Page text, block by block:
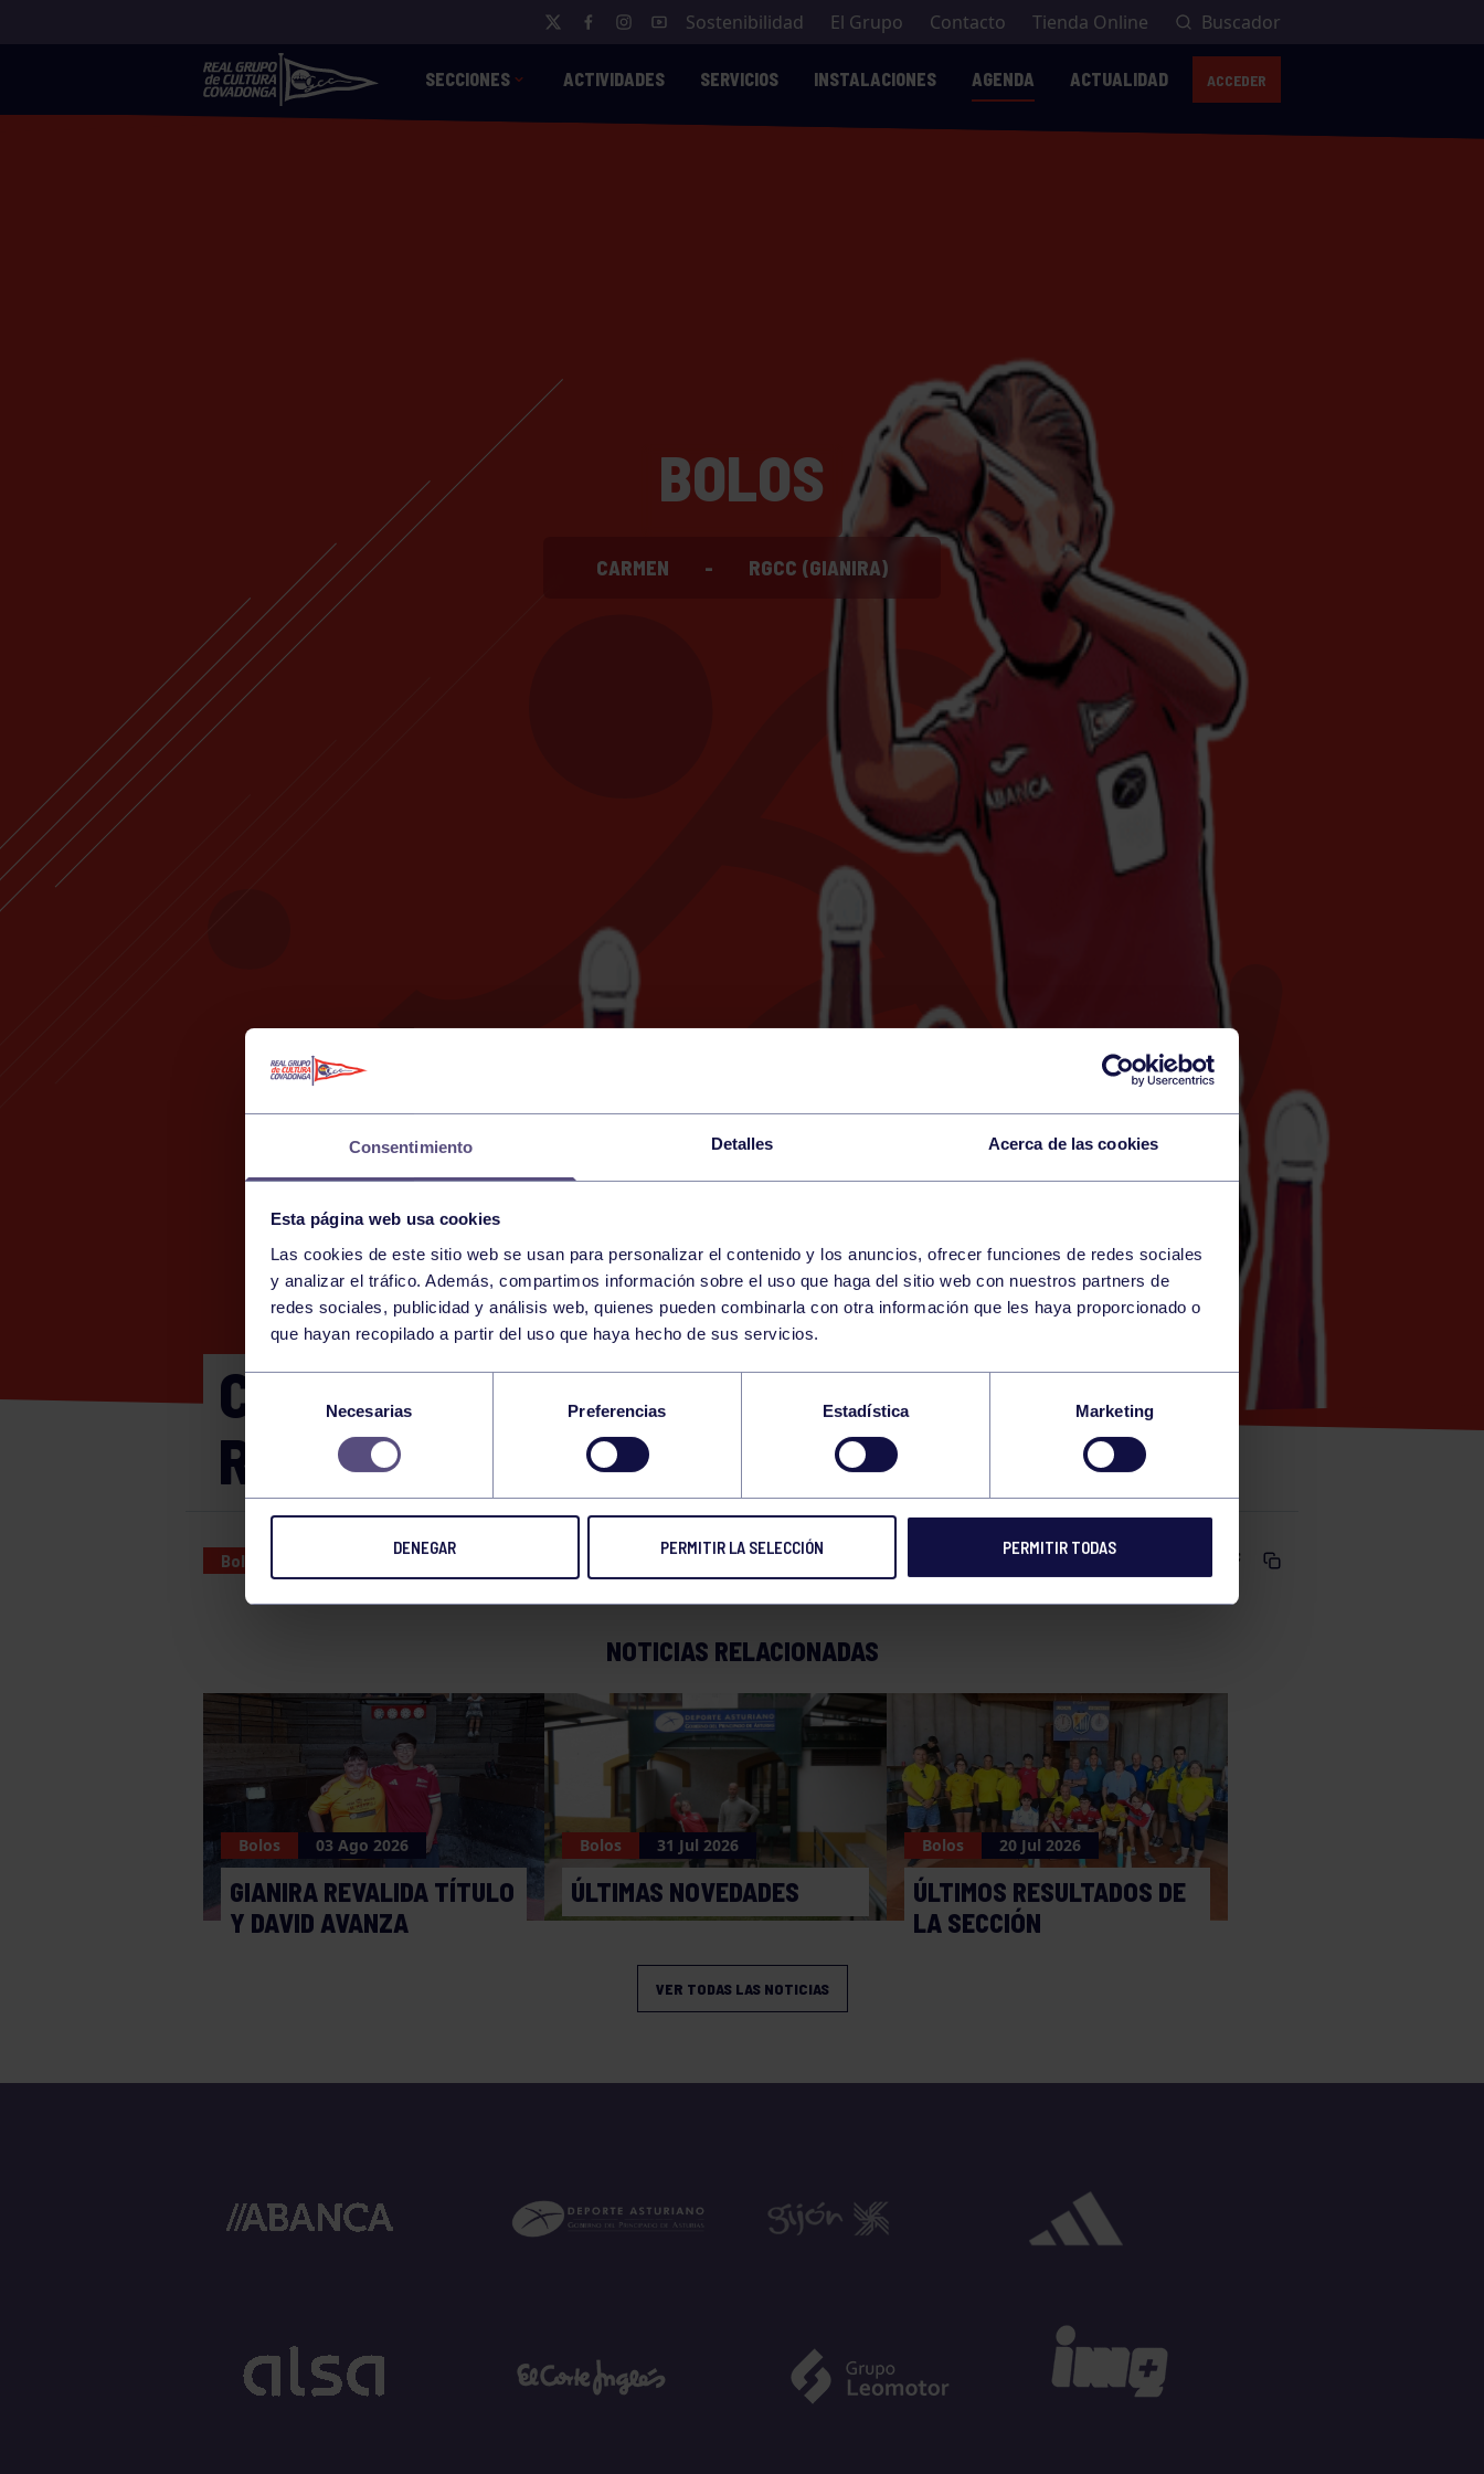
Consentimiento Detalles Acerca de las cookies
Esta página web usa cookies
Las cookies de este sitio web se usan para personalizar el contenido y los anuncios, ofrecer funciones de redes sociales
y analizar el tráfico. Además, compartimos información sobre el uso que haga del sitio web con nuestros partners de
redes sociales, publicidad y análisis web, quienes pueden combinarla con otra información que les haya proporcionado o
que hayan recopilado a partir del uso que haya hecho de sus servicios.
Selección
consentimiento
Necesarias Preferencias Estadística Marketing
DENEGAR PERMITIR LA SELECCIÓN PERMITIR TODAS
Sostenibilidad El Grupo Contacto Tienda Online Buscador
SECCIONES ACTIVIDADES SERVICIOS INSTALACIONES AGENDA ACTUALIDAD ACCEDER
BOLOS
CARMEN - RGCC (GIANIRA)
23 SATURDAY
MAY
17:00 h LA CAMOCHA (LA CAMOCHA)
CTO DE ASTURIAS FEMENINO: CARMEN –
RGCC (GIANIRA)
Bolos 23 MAY 2026 Comparte
NOTICIAS RELACIONADAS
Bolos 03 Ago 2026
GIANIRA REVALIDA TÍTULO
Y DAVID AVANZA
Bolos 31 Jul 2026
ÚLTIMAS NOVEDADES
Bolos 20 Jul 2026
ÚLTIMOS RESULTADOS DE
LA SECCIÓN
VER TODAS LAS NOTICIAS